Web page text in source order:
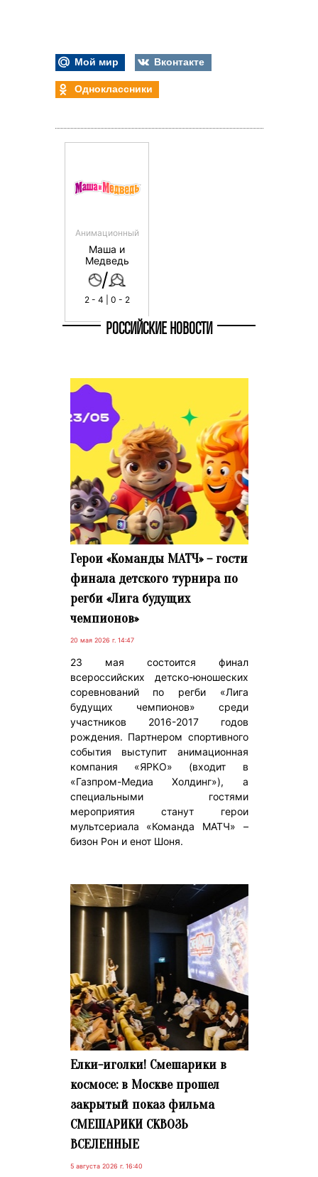
Мой мир
Вконтакте
Одноклассники
Анимационный
Маша и
Медведь
/
2 - 4 | 0 - 2
РОССИЙСКИЕ НОВОСТИ
Герои «Команды МАТЧ» – гости
финала детского турнира по
регби «Лига будущих
чемпионов»
20 мая 2026 г. 14:47
23 мая состоится финал
всероссийских детско-юношеских
соревнований по регби «Лига
будущих чемпионов» среди
участников 2016-2017 годов
рождения. Партнером спортивного
события выступит анимационная
компания «ЯРКО» (входит в
«Газпром-Медиа Холдинг»), а
специальными гостями
мероприятия станут герои
мультсериала «Команда МАТЧ» –
бизон Рон и енот Шоня.
Елки-иголки! Смешарики в
космосе: в Москве прошел
закрытый показ фильма
СМЕШАРИКИ СКВОЗЬ
ВСЕЛЕННЫЕ
5 августа 2026 г. 16:40